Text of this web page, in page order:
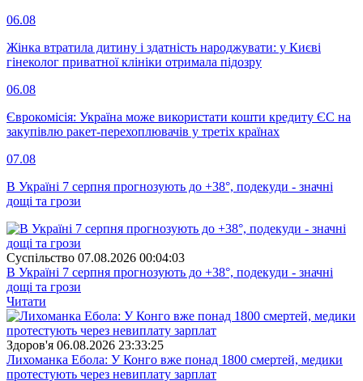
06.08
Жінка втратила дитину і здатність народжувати: у Києві
гінеколог приватної клініки отримала підозру
06.08
Єврокомісія: Україна може використати кошти кредиту ЄС на
закупівлю ракет-перехоплювачів у третіх країнах
07.08
В Україні 7 серпня прогнозують до +38°, подекуди - значні
дощі та грози
Суспiльство 07.08.2026 00:04:03
В Україні 7 серпня прогнозують до +38°, подекуди - значні
дощі та грози
Читати
Здоров'я 06.08.2026 23:33:25
Лихоманка Ебола: У Конго вже понад 1800 смертей, медики
протестують через невиплату зарплат